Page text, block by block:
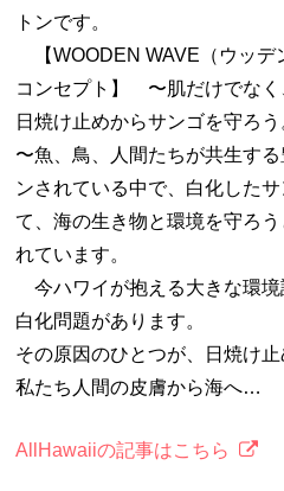
トンです。
【WOODEN WAVE（ウッデ
コンセプト】 〜肌だけでなく
日焼け止めからサンゴを守ろう
〜魚、鳥、人間たちが共生す
ンされている中で、白化した
て、海の生き物と環境を守ろ
れています。
今ハワイが抱える大きな環
白化問題があります。
その原因のひとつが、日焼け止
私たち人間の皮膚から海へ…
AllHawaiiの記事はこちら